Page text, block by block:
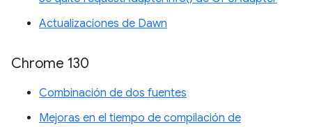
Actualizaciones de Dawn
Chrome 130
Combinación de dos fuentes
Mejoras en el tiempo de compilación de